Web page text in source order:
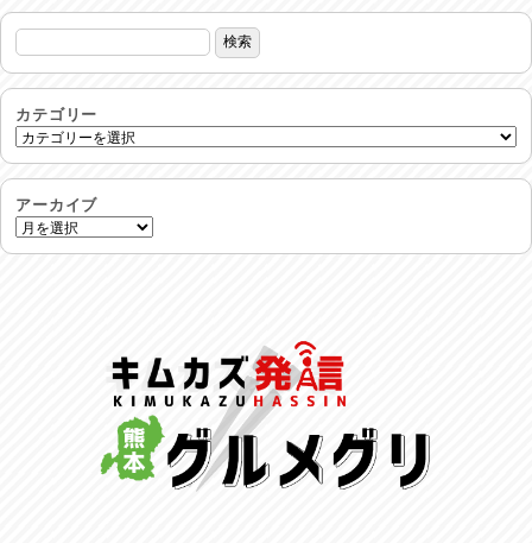
生活支援情報
2026/07/31
24時間体制
命を守る行動を…
2026/07/29
呑めや喋れや！
2026/07/26
リスナーの集い！
2026/07/25
カテゴリー
アーカイブ